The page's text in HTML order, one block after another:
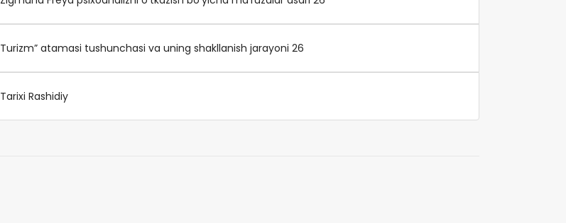
Turizm” atamasi tushunchasi va uning shakllanish jarayoni 26
Tarixi Rashidiy